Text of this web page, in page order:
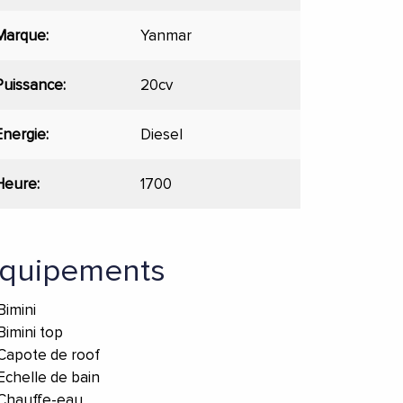
Yanmar
20cv
Diesel
1700
top
de roof
de bain